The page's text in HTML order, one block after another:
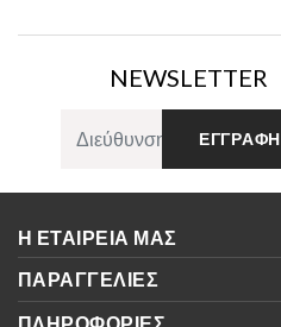
NEWSLETTER
ΕΓΓΡΑΦΉ
Η ΕΤΑΙΡΕΊΑ ΜΑΣ
ΠΑΡΑΓΓΕΛΊΕΣ